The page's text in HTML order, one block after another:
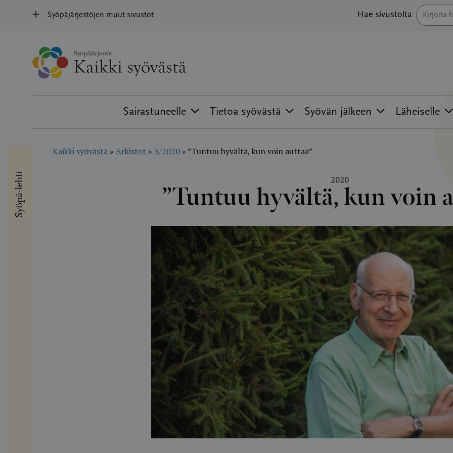
Syöpäjärjestöjen muut sivustot Hae sivustolta
Sairastuneelle Tietoa syövästä Syövän jälkeen Läheiselle
Syöpä-lehti
Kaikki syövästä » Arkistot » 3/2020 »”Tuntuu hyvältä, kun voin auttaa”
2020
”Tuntuu hyvältä, kun voin